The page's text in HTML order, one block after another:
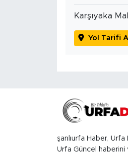
Karşıyaka
Yol Tarifi Al
şanlıurfa Haber, Urfa
Urfa Güncel haberini